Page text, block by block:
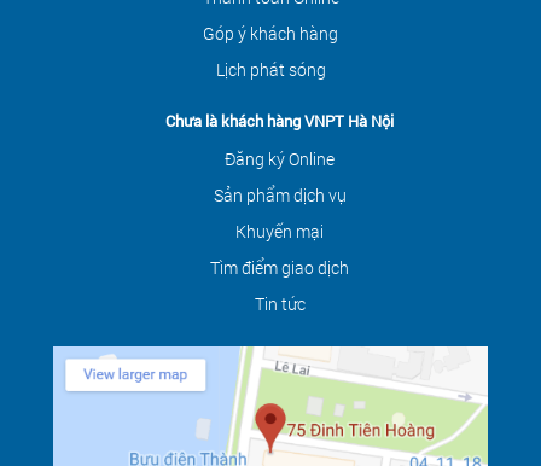
Góp ý khách hàng
Lịch phát sóng
Chưa là khách hàng VNPT Hà Nội
Đăng ký Online
Sản phẩm dịch vụ
Khuyến mại
Tìm điểm giao dịch
Tin tức